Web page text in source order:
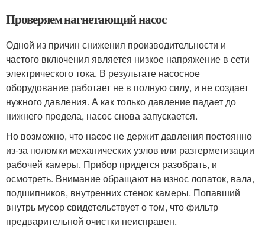
Проверяем нагнетающий насос
Одной из причин снижения производительности и
частого включения является низкое напряжение в сети
электрического тока. В результате насосное
оборудование работает не в полную силу, и не создает
нужного давления. А как только давление падает до
нижнего предела, насос снова запускается.
Но возможно, что насос не держит давления постоянно
из-за поломки механических узлов или разгерметизации
рабочей камеры. Прибор придется разобрать, и
осмотреть. Внимание обращают на износ лопаток, вала,
подшипников, внутренних стенок камеры. Попавший
внутрь мусор свидетельствует о том, что фильтр
предварительной очистки неисправен.